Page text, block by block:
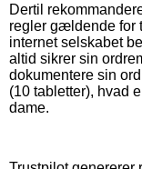
Dertil
regler gældende for
internet selskabet
altid sikrer sin
dokumentere sin
(10 tabletter), hvad
dame.